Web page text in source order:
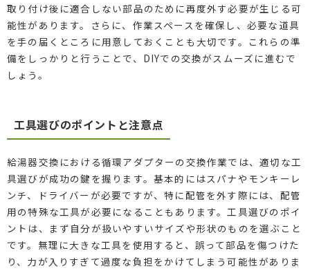
取り付け後に適合しない部品のために再度外す必要が生じる可
能性があります。さらに、作業スペースを確保し、必要な道具
を手の届くところに用意しておくことも大切です。これらの準
備をしっかりと行うことで、DIYでの交換がスムーズに進むで
しょう。
工具選びのポイントと注意点
給湯器交換における循環アダプターの交換作業では、適切な工
具選びが成功の鍵を握ります。基本的にはスパナやモンキーレ
ンチ、ドライバーが必要ですが、特に配管を外す際には、配管
用の特殊な工具が必要になることもあります。工具選びのポイ
ントは、まず自分が扱いやすいサイズや形状のものを選ぶこと
です。無理に大きな工具を使用すると、誤って部品を傷つけた
り、力が入りすぎて過度な負担をかけてしまう可能性がありま